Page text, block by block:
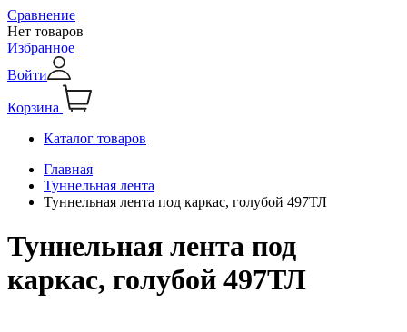
Сравнение
Нет товаров
Избранное
Войти
Корзина
Каталог товаров
Главная
Туннельная лента
Туннельная лента под каркас, голубой 497ТЛ
Туннельная лента под
каркас, голубой 497ТЛ